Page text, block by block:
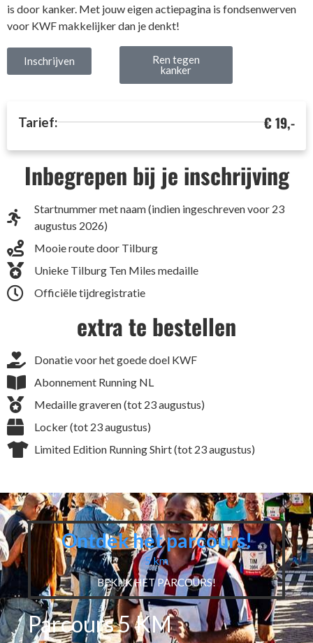
is door kanker. Met jouw eigen actiepagina is fondsenwerven
voor KWF makkelijker dan je denkt!
Inschrijven
Ren tegen
kanker
Tarief: € 19,-
Inbegrepen bij je inschrijving
Startnummer met naam (indien ingeschreven voor 23
augustus 2026)
Mooie route door Tilburg
Unieke Tilburg Ten Miles medaille
Officiële tijdregistratie
extra te bestellen
Donatie voor het goede doel KWF
Abonnement Running NL
Medaille graveren (tot 23 augustus)
Locker (tot 23 augustus)
Limited Edition Running Shirt (tot 23 augustus)
Ontdek het parcours!
5 km
BEKIJK HET PARCOURS!
Parcours 5 KM